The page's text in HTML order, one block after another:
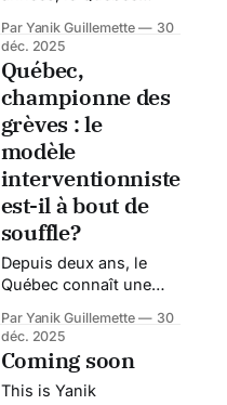
vers les États-Unis. À
première vue, l’initiative
semble louable :
soutenir les
sûrement vers une
forme d’État où la règle
supplante le jugement,
où la sanction prime
sur la responsabilité, et
où l’intervention
administrative devient
la norme plutôt que
l’exception. Si la
centralisation des
pouvoirs et la
multiplication des
instances de
Par Yanik Guillemette
30
déc. 2025
Québec,
championne des
grèves : le
modèle
interventionniste
est-il à bout de
souffle?
Depuis deux ans, le
Québec connaît une
travail jamais vue
depuis les années 70.
En 2023 et 2024, plus
de 91 % des arrêts de
Par Yanik Guillemette
30
déc. 2025
Coming soon
This is Yanik